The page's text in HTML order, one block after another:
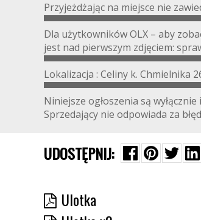
Przyjeżdżając na miejsce nie
Dla użytkowników OLX – aby
jest nad pierwszym zdjęciem:
Lokalizacja : Celiny k. Chmielnika
Niniejsze ogłoszenia są
Sprzedający nie odpowiada za
UDOSTĘPNIJ:
Ulotka